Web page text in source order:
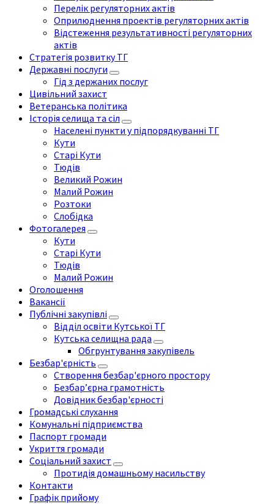
Перелік регуляторних актів
Оприлюднення проектів регуляторних актів
Відстеження результативності регуляторних
актів
Стратегія розвитку ТГ
Державні послуги
Гід з держаних послуг
Цивільний захист
Ветеранська політика
Історія селища та сіл
Населені пункти у підпорядкуванні ТГ
Кути
Старі Кути
Тюдів
Великий Рожин
Малий Рожин
Розтоки
Слобідка
Фотогалерея
Кути
Старі Кути
Тюдів
Малий Рожин
Оголошення
Вакансії
Публічні закупівлі
Відділ освіти Кутської ТГ
Кутська селищна рада
Обгрунтування закупівель
Безбар'єрність
Створення безбар'єрного простору
Безбар’єрна грамотність
Довідник безбар'єрності
Громадські слухання
Комунальні підприємства
Паспорт громади
Укриття громади
Соціальний захист
Протидія домашньому насильству
Контакти
Графік прийому